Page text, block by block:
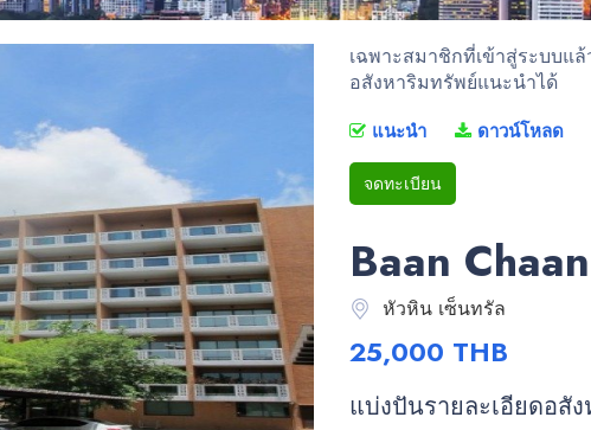
เฉพาะสมาชิกที่เข้าสู่ระบบแ
อสังหาริมทรัพย์แนะนำได้
แนะนำ ดาวน์โหลด
จดทะเบียน
Baan
หัวหิน เซ็นทรัล
25,000 THB
แบ่งปันรายละเอียดอสั